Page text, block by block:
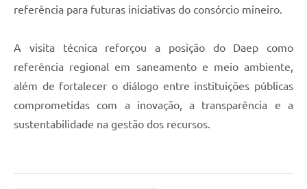
referência para futuras iniciativas do consórcio mineiro.
A visita técnica reforçou a posição do Daep como
referência regional em saneamento e meio ambiente,
além de fortalecer o diálogo entre instituições públicas
comprometidas com a inovação, a transparência e a
sustentabilidade na gestão dos recursos.